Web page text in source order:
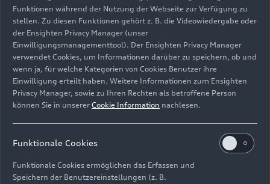
Fahraufnahme,
Farbe: Magnetgrau
Bild-Nr: A244456 · Copyright: AUDI AG
Rechte: Verwendung für Pressezwecke honorarfrei
Funktionen während der Nutzung der Webseite zur Verfügung zu
stellen. Zu diesen Funktionen gehört z. B. die Videowiedergabe oder
der Ensighten Privacy Manager (unser
Einwilligungsmanagementtool). Der Ensighten Privacy Manager
verwendet Cookies, um Informationen darüber zu speichern, ob und
wenn ja, für welche Kategorien von Cookies Benutzer ihre
Einwilligung erteilt haben. Weitere Informationen zum Ensighten
Privacy Manager, sowie zu Ihren Rechten als betroffene Person
können Sie in unserer Cookie Information nachlesen.
Funktionale Cookies
Funktionale Cookies ermöglichen das Erfassen und
Speichern der Benutzereinstellungen (z. B.